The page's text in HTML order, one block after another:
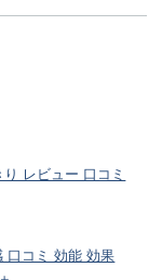
レビュー 口コミ
口コミ 効能 効果